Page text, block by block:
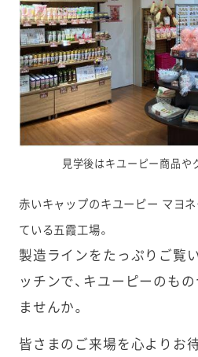
見学後はキユーピー商品や
赤いキャップのキユーピー マヨ
ている五霞工場。
製造ラインをたっぷりご覧
ッチンで、キユーピーのも
ませんか。
皆さまのご来場を心よりお